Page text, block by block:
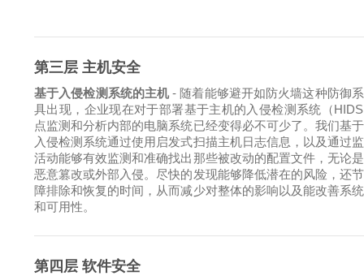
第三层 主机安全
基于入侵检测系统的主机 - 随着能够避开如防火墙这种防御
具出现，企业现在对于部署基于主机的入侵检测系统（
点监测和分析内部的电脑系统已经变得必不可少了。我们基
入侵检测系统通过使用启发式扫描主机日志信息，以及通过
活动能够有效监测和准确找出那些被改动的配置文件，无论
恶意篡改或外部入侵。尽快的发现能够降低潜在的风险，还
障排除和恢复的时间，从而减少对整体的影响以及能改善系
和可用性。
第四层 软件安全